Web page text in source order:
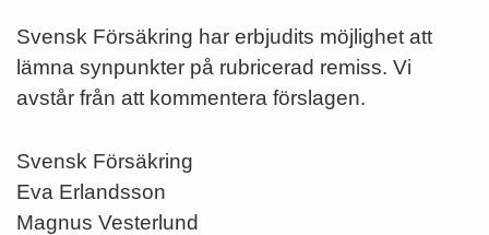
Svensk Försäkring har erbjudits möjlighet att
lämna synpunkter på rubricerad remiss. Vi
avstår från att kommentera förslagen.
Svensk Försäkring
Eva Erlandsson
Magnus Vesterlund